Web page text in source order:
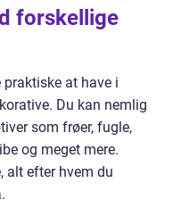
forskellige
at have i
Du kan nemlig
som frøer, fugle,
og meget mere.
alt efter hvem du